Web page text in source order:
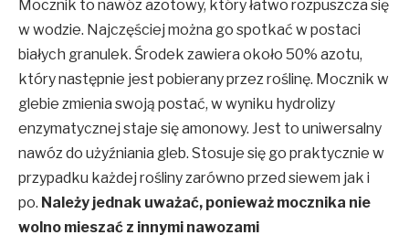
Mocznik to nawóz azotowy, który łatwo rozpuszcza się
w wodzie. Najczęściej można go spotkać w postaci
białych granulek. Środek zawiera około 50% azotu,
który następnie jest pobierany przez roślinę. Mocznik w
glebie zmienia swoją postać, w wyniku hydrolizy
enzymatycznej staje się amonowy. Jest to uniwersalny
nawóz do użyźniania gleb. Stosuje się go praktycznie w
przypadku każdej rośliny zarówno przed siewem jak i
po. Należy jednak uważać, ponieważ mocznika nie
wolno mieszać z innymi nawozami